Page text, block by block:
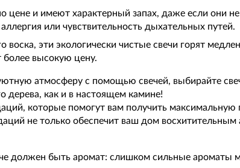
цене и имеют характерный запах, даже если они не
или чувствительность дыхательных путей.
воска, эти экологически чистые свечи горят
высокую цену.
атмосферу с помощью свечей, выбирайте
дерева, как и в настоящем камине!
которые помогут вам получить максимальную
не только обеспечит ваш дом восхитительным
должен быть аромат: слишком сильные ароматы